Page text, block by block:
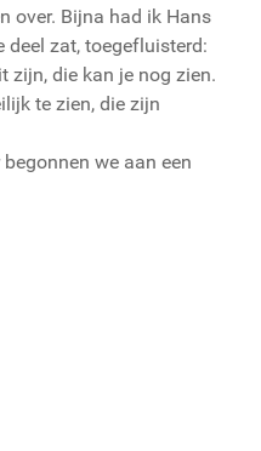
over. Bijna had ik Hans
deel zat, toegefluisterd:
zijn, die kan je nog zien.
te zien, die zijn
we aan een